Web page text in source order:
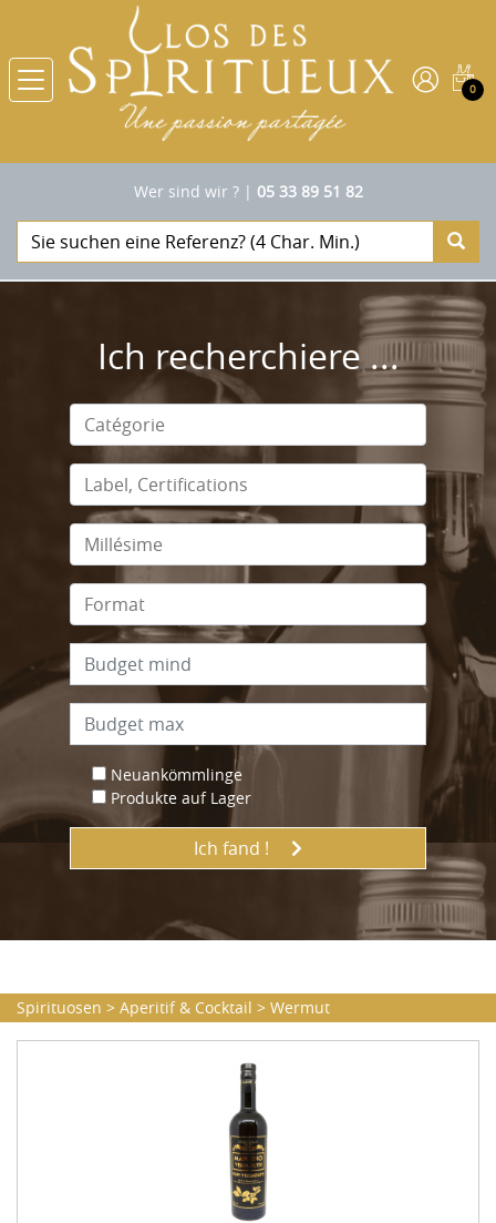
0
Wer sind wir ?| 05 33 89 51 82
Ich recherchiere ...
Neuankömmlinge
Produkte auf Lager
Ich fand !
Spirituosen > Aperitif & Cocktail > Wermut